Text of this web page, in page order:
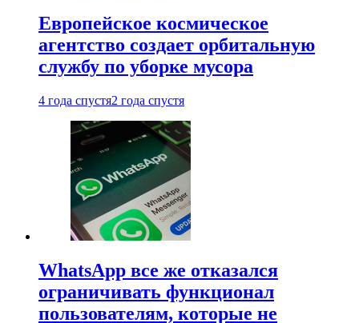
Европейское космическое
агентство создает орбитальную
службу по уборке мусора
4 года спустя2 года спустя
WhatsApp все же отказался
ограничивать функционал
пользователям, которые не